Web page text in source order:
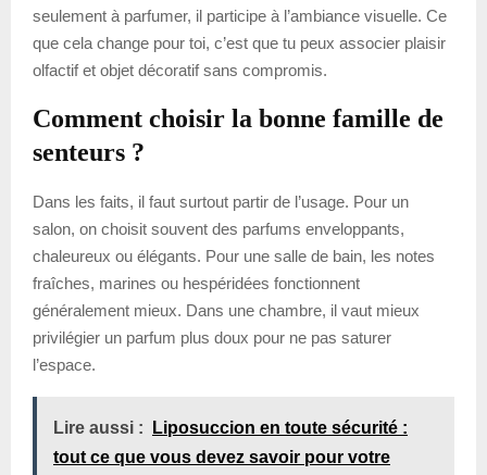
seulement à parfumer, il participe à l’ambiance visuelle. Ce
que cela change pour toi, c’est que tu peux associer plaisir
olfactif et objet décoratif sans compromis.
Comment choisir la bonne famille de
senteurs ?
Dans les faits, il faut surtout partir de l’usage. Pour un
salon, on choisit souvent des parfums enveloppants,
chaleureux ou élégants. Pour une salle de bain, les notes
fraîches, marines ou hespéridées fonctionnent
généralement mieux. Dans une chambre, il vaut mieux
privilégier un parfum plus doux pour ne pas saturer
l’espace.
Lire aussi :
Liposuccion en toute sécurité :
tout ce que vous devez savoir pour votre